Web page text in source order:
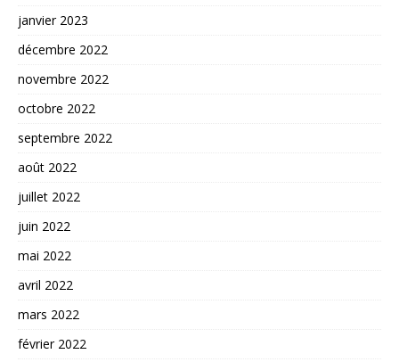
janvier 2023
décembre 2022
novembre 2022
octobre 2022
septembre 2022
août 2022
juillet 2022
juin 2022
mai 2022
avril 2022
mars 2022
février 2022